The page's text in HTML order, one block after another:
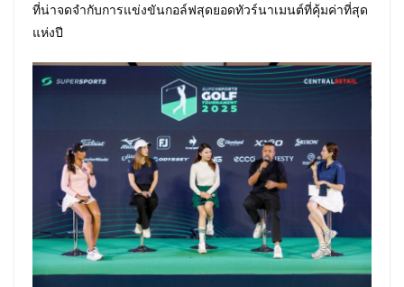
ที่น่าจดจำกับการแข่งขันกอล์ฟสุดยอดทัวร์นาเมนต์ที่คุ้มค่าที่สุด
แห่งปี